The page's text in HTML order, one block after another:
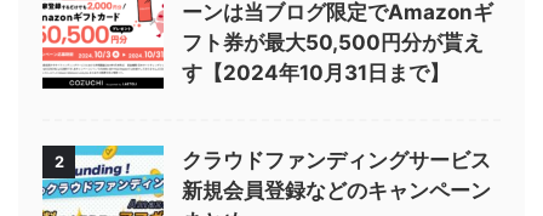
ーンは当ブログ限定でAmazonギ
フト券が最大50,500円分が貰え
す【2024年10月31日まで】
2
クラウドファンディングサービス
新規会員登録などのキャンペーン